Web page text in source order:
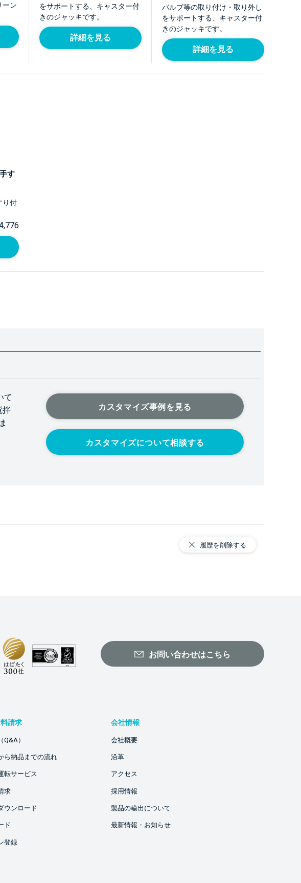
ーン
をサポートする、キャスター付
きのジャッキです。
詳細を見る
バルブ等の取り付け・取り外し
をサポートする、キャスター付
きのジャッキです。
詳細を見る
す
り付
て
拌
カスタマイズ事例を見る
カスタマイズについて相談する
履歴を削除する
お問い合わせはこちら
請求
Q&A）
ら納品までの流れ
転サービス
求
ウンロード
ド
登録
会社情報
会社概要
沿革
アクセス
採用情報
製品の輸出について
最新情報・お知らせ